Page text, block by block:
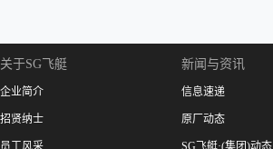
关于SG飞艇
企业简介
招贤纳士
员工风采
新闻与资讯
信息速递
原厂动态
SG飞艇·(集团)动态